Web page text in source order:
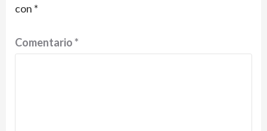
con *
Comentario*